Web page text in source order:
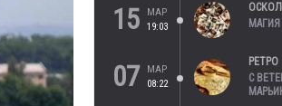
15
МАР
19:03
07
МАР
08:22
РЕТРО
С